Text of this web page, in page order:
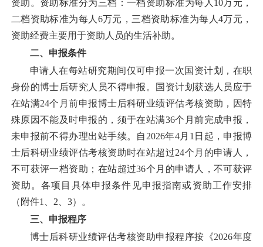
资助。资助标准分为三档：一档资助标准为每人10万元，
二档资助标准为每人6万元，三档资助标准为每人4万元，
资助经费主要用于资助人员的生活补助。
二、申报条件
申请人在每站研究期间仅可申报一次国资计划，在职
身份的博士后研究人员不得申报。国资计划获选人员应于
在站满24个月前申报博士后科研业绩评估考核资助，因特
殊原因不能及时申报的，须于在站满36个月前完成申报，
未申报前不得办理出站手续。自2026年4月1日起，申报博
士后科研业绩评估考核资助时在站超过24个月的申请人，
不可获评一档资助；在站超过36个月的申请人，不可获评
资助。各项目具体申报条件见申报指南或资助工作安排
（附件1、2、3）
。
三、申报程序
博士后科研业绩评估考核资助申报程序按《2026年度